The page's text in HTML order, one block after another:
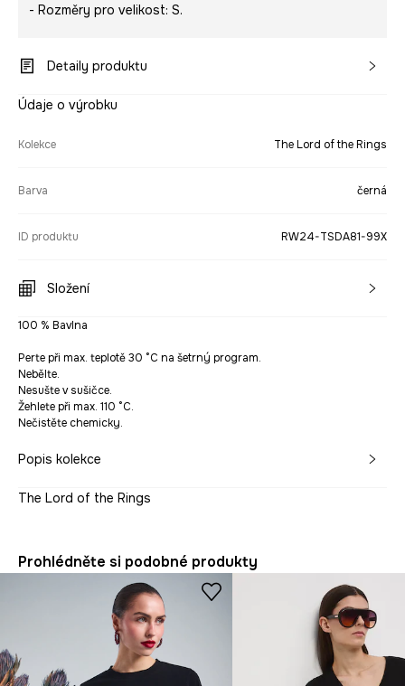
- Rozměry pro velikost: S.
Detaily produktu
Údaje o výrobku
Kolekce The Lord of the Rings
Barva černá
ID produktu RW24-TSDA81-99X
Složení
100 % Bavlna
Perte při max. teplotě 30 °C na šetrný program.
Nebělte.
Nesušte v sušičce.
Žehlete při max. 110 °C.
Nečistěte chemicky.
Popis kolekce
The Lord of the Rings
Prohlédněte si podobné produkty